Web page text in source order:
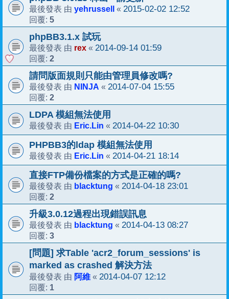
最後發表 由 yehrussell « 2015-02-02 12:52
回覆: 5
phpBB3.1.x 試玩
最後發表 由 rex « 2014-09-14 01:59
回覆: 2
請問版面規則只能由管理員修改嗎?
最後發表 由 NINJA « 2014-07-04 15:55
回覆: 2
LDPA 模組無法使用
最後發表 由 Eric.Lin « 2014-04-22 10:30
PHPBB3的ldap 模組無法使用
最後發表 由 Eric.Lin « 2014-04-21 18:14
直接FTP備份檔案的方式是正確的嗎?
最後發表 由 blacktung « 2014-04-18 23:01
回覆: 2
升級3.0.12過程出現錯誤訊息
最後發表 由 blacktung « 2014-04-13 08:27
回覆: 3
[問題] 求Table 'acr2_forum_sessions' is
marked as crashed 解決方法
最後發表 由 阿維 « 2014-04-07 12:12
回覆: 1